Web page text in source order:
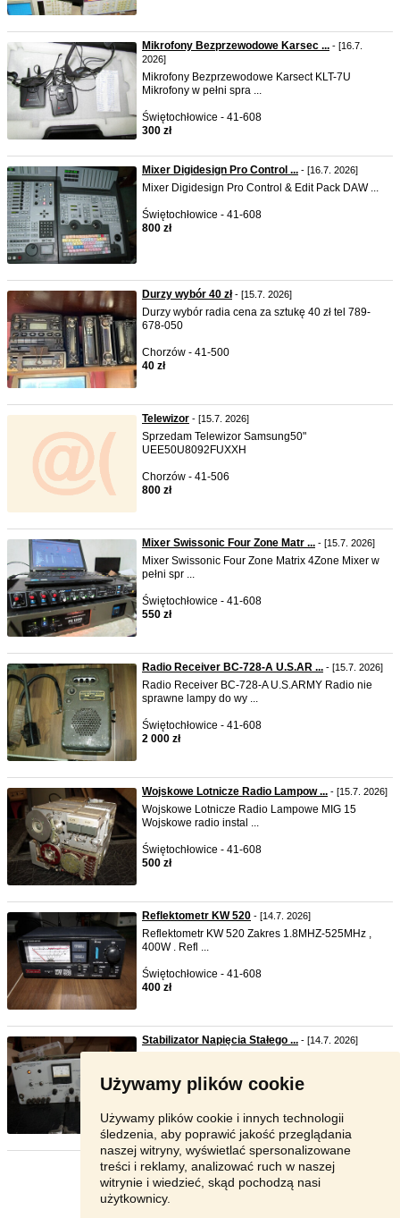
Używamy plików cookie
Używamy plików cookie i innych technologii
śledzenia, aby poprawić jakość przeglądania
naszej witryny, wyświetlać spersonalizowane
treści i reklamy, analizować ruch w naszej
witrynie i wiedzieć, skąd pochodzą nasi
użytkownicy.
Mikrofony Bezprzewodowe Karsec ... - [16.7.
2026]
Mikrofony Bezprzewodowe Karsect KLT-7U
Mikrofony w pełni spra ...
Świętochłowice - 41-608
300 zł
Mixer Digidesign Pro Control ... - [16.7. 2026]
Mixer Digidesign Pro Control & Edit Pack DAW ...
Świętochłowice - 41-608
800 zł
Durzy wybór 40 zł- [15.7. 2026]
Durzy wybór radia cena za sztukę 40 zł tel 789-
678-050
Chorzów - 41-500
40 zł
Telewizor - [15.7. 2026]
Sprzedam Telewizor Samsung50"
UEE50U8092FUXXH
Chorzów - 41-506
800 zł
Mixer Swissonic Four Zone Matr ... - [15.7. 2026]
Mixer Swissonic Four Zone Matrix 4Zone Mixer w
pełni spr ...
Świętochłowice - 41-608
550 zł
Radio Receiver BC-728-A U.S.AR ... - [15.7. 2026]
Radio Receiver BC-728-A U.S.ARMY Radio nie
sprawne lampy do wy ...
Świętochłowice - 41-608
2 000 zł
Wojskowe Lotnicze Radio Lampow ... - [15.7. 2026]
Wojskowe Lotnicze Radio Lampowe MIG 15
Wojskowe radio instal ...
Świętochłowice - 41-608
500 zł
Reflektometr KW 520 - [14.7. 2026]
Reflektometr KW 520 Zakres 1.8MHZ-525MHz ,
400W . Refl ...
Świętochłowice - 41-608
400 zł
Stabilizator Napięcia Stałego ... - [14.7. 2026]
500 zł
Strona: 1 2 Następna